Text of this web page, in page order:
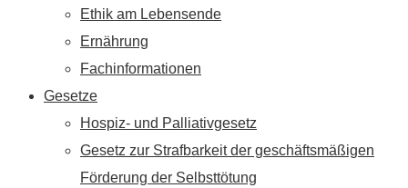
Ethik am Lebensende
Ernährung
Fachinformationen
Gesetze
Hospiz- und Palliativgesetz
Gesetz zur Strafbarkeit der geschäftsmäßigen
Förderung der Selbsttötung